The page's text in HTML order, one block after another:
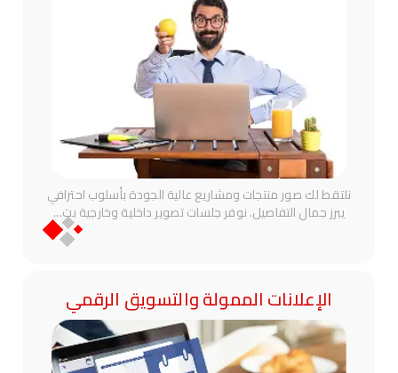
نلتقط لك صور منتجات ومشاريع عالية الجودة بأسلوب احترافي
يبرز جمال التفاصيل. نوفر جلسات تصوير داخلية وخارجية بت...
الإعلانات الممولة والتسويق الرقمي